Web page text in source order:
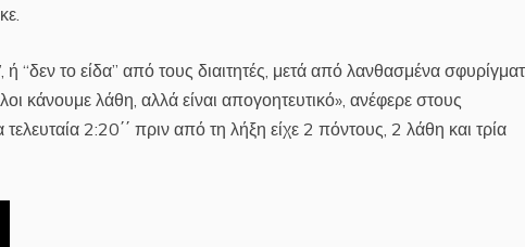
“δεν το είδα” από τους διαιτητές, μετά από λανθασμένα
κάνουμε λάθη, αλλά είναι απογοητευτικό», ανέφερε στους
2:20΄΄ πριν από τη λήξη είχε 2 πόντους, 2 λάθη και τρία